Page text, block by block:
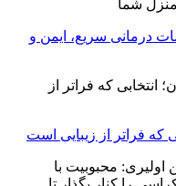
درمانی سریع، ایمن و
که فراتر از زیبایی است